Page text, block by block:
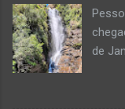
mais
de